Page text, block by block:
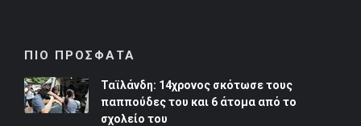
ΠΙΟ ΠΡΟΣΦΑΤΑ
Ταϊλάνδη: 14χρονος σκότωσε τους
παππούδες του και 6 άτομα από το
σχολείο του